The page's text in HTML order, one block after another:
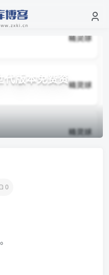
代版本免费资
0